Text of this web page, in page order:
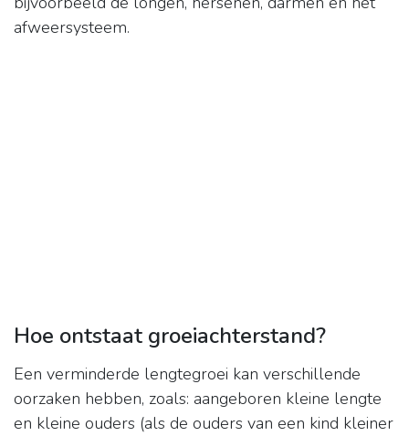
afweersysteem.
Hoe ontstaat groeiachterstand?
Een verminderde lengtegroei kan verschillende
oorzaken hebben, zoals: aangeboren kleine lengte
en kleine ouders (als de ouders van een kind kleiner